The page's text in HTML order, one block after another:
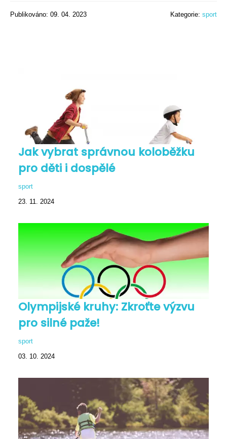
Publikováno: 09. 04. 2023 Kategorie: sport
Jak vybrat správnou koloběžku
pro děti i dospělé
sport
23. 11. 2024
Olympijské kruhy: Zkroťte výzvu
pro silné paže!
sport
03. 10. 2024